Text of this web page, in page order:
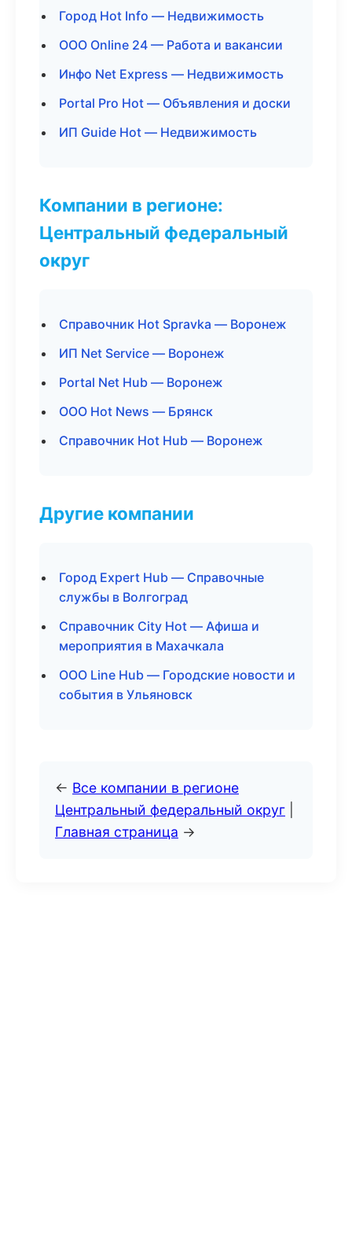
Город Hot Info — Недвижимость
ООО Online 24 — Работа и вакансии
Инфо Net Express — Недвижимость
Portal Pro Hot — Объявления и доски
ИП Guide Hot — Недвижимость
Компании в регионе:
Центральный федеральный
округ
Справочник Hot Spravka — Воронеж
ИП Net Service — Воронеж
Portal Net Hub — Воронеж
ООО Hot News — Брянск
Справочник Hot Hub — Воронеж
Другие компании
Город Expert Hub — Справочные
службы в Волгоград
Справочник City Hot — Афиша и
мероприятия в Махачкала
ООО Line Hub — Городские новости и
события в Ульяновск
← Все компании в регионе
Центральный федеральный округ
Главная страница →